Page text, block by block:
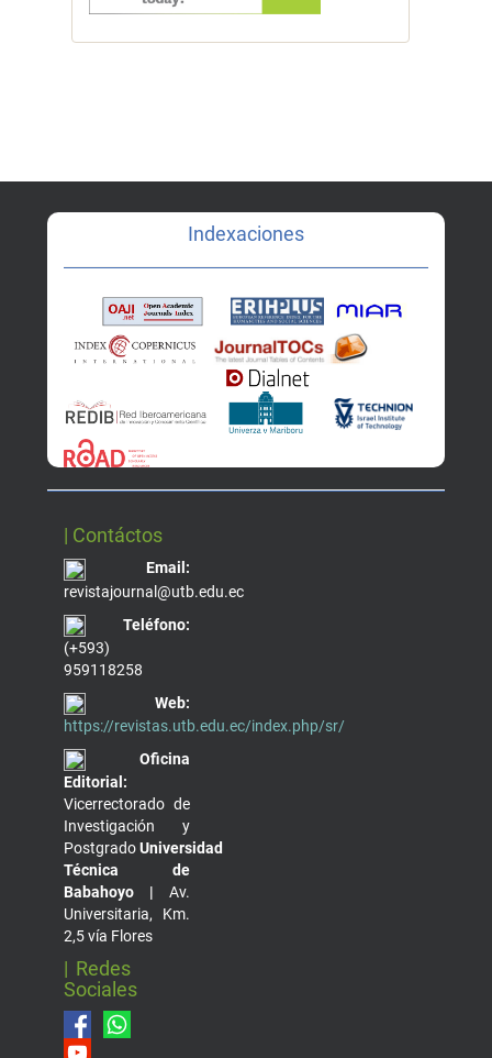
Indexaciones
| Contáctos
Email:
revistajournal@utb.edu.ec
Teléfono:
(+593)
959118258
Web:
https://revistas.utb.edu.ec/index.php/sr/
Oficina
Editorial:
Vicerrectorado de
Investigación y
PostgradoUniversidad
Técnica de
Babahoyo | Av.
Universitaria, Km.
2,5 vía Flores
| Redes
Sociales